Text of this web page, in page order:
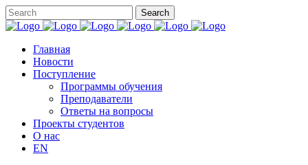
Главная
Новости
Поступление
Программы обучения
Преподаватели
Ответы на вопросы
Проекты студентов
О нас
EN